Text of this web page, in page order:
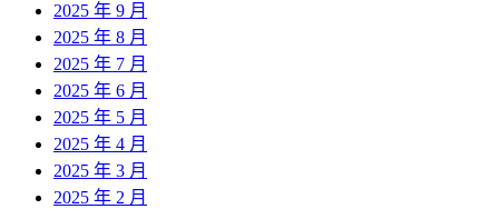
2025 年 9 月
2025 年 8 月
2025 年 7 月
2025 年 6 月
2025 年 5 月
2025 年 4 月
2025 年 3 月
2025 年 2 月